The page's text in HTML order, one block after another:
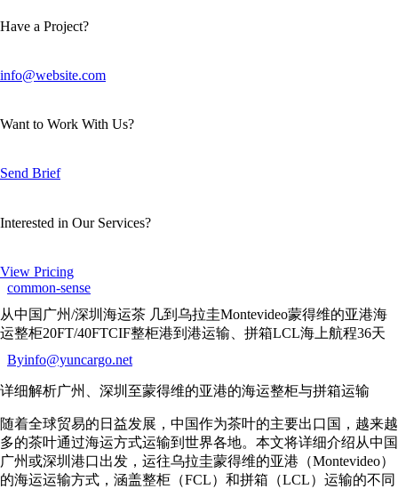
Have a Project?
info@website.com
Want to Work With Us?
Send Brief
Interested in Our Services?
View Pricing
common-sense
从中国广州/深圳海运茶 几到乌拉圭Montevideo蒙得维的亚港海
运整柜20FT/40FTCIF整柜港到港运输、拼箱LCL海上航程36天
Byinfo@yuncargo.net
详细解析广州、深圳至蒙得维的亚港的海运整柜与拼箱运输
随着全球贸易的日益发展，中国作为茶叶的主要出口国，越来越
多的茶叶通过海运方式运输到世界各地。本文将详细介绍从中国
广州或深圳港口出发，运往乌拉圭蒙得维的亚港（Montevideo）
的海运运输方式，涵盖整柜（FCL）和拼箱（LCL）运输的不同